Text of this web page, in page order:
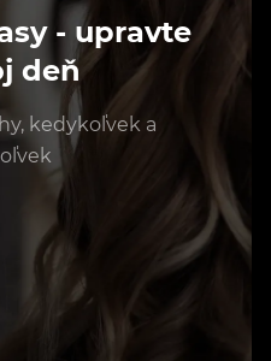
- upravte
deň
kedykoľvek a